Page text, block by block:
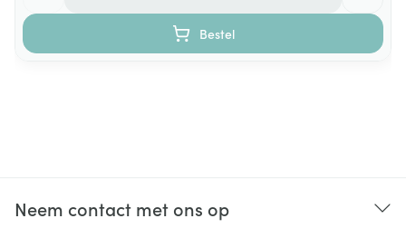
Bestel
Neem contact met ons op